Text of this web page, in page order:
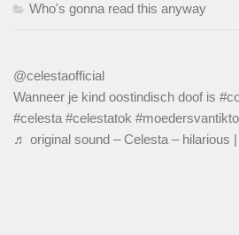
Who's gonna read this anyway
@celestaofficial
Wanneer je kind oostindisch doof is
#celesta #celestatok
♬ original sound – Celesta – hilarious